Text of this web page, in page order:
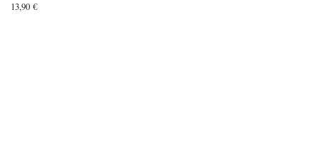
13,90 €